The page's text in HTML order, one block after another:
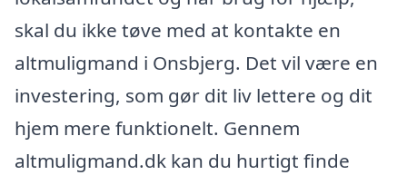
skal du ikke tøve med at kontakte en
altmuligmand i Onsbjerg. Det vil være en
investering, som gør dit liv lettere og dit
hjem mere funktionelt. Gennem
altmuligmand.dk kan du hurtigt finde